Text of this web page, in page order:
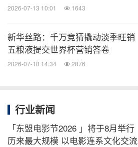
2026-07-13 10:01 1643
新华丝路：千万竞猜撬动淡季旺销
五粮液提交世界杯营销答卷
2026-07-10 14:34 2876
行业新闻
「东盟电影节2026 」将于8月举行
历来最大规模 以电影连系文化交流